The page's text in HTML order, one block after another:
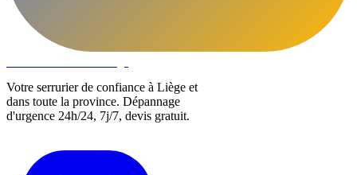
Votre serrurier de confiance à Liège et
dans toute la province. Dépannage
d'urgence 24h/24, 7j/7, devis gratuit.